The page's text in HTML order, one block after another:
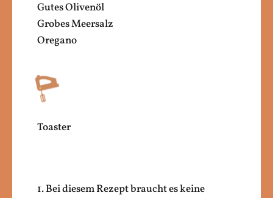
Gutes Olivenöl
Grobes Meersalz
Oregano
Toaster
1. Bei diesem Rezept braucht es keine